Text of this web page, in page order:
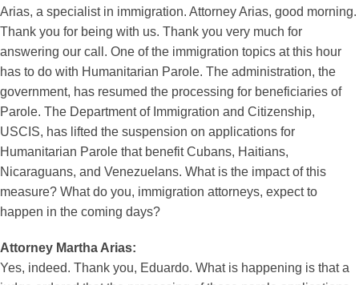
Arias, a specialist in immigration. Attorney Arias, good morning.
Thank you for being with us. Thank you very much for
answering our call. One of the immigration topics at this hour
has to do with Humanitarian Parole. The administration, the
government, has resumed the processing for beneficiaries of
Parole. The Department of Immigration and Citizenship,
USCIS, has lifted the suspension on applications for
Humanitarian Parole that benefit Cubans, Haitians,
Nicaraguans, and Venezuelans. What is the impact of this
measure? What do you, immigration attorneys, expect to
happen in the coming days?
Attorney Martha Arias:
Yes, indeed. Thank you, Eduardo. What is happening is that a